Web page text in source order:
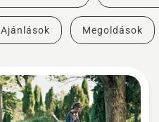
Ajánlások Megoldások